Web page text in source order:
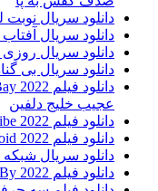
دانلود سریال نوبت
دانلود سریال
دانلود سریال
دانلود سریال بی
عجیب خلیج دلفین
دانلود فیلم Seoul Vibe 2022 حال و هوای سئول
دانلود فیلم Alienoid 2022 بیگانه
دانلود سریال
دانلود فیلم I Came By 2022 آمدم